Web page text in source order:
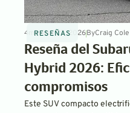
RESEÑAS
4 minMay 22, 2026ByCraig Cole
Reseña del
Hybrid 2026:
compromisos
Este SUV compacto